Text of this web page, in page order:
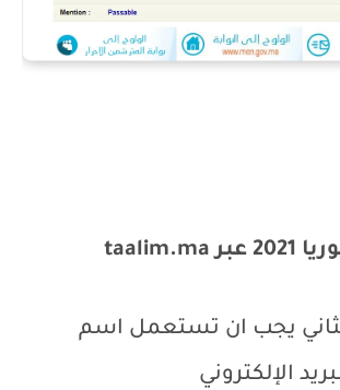
taalim.ma
يجب ان تستعمل اسم
الإلكتروني